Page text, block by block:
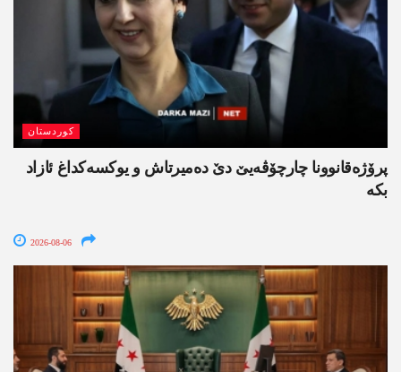
کوردستان
پرۆژەقانوونا چارچۆڤەیێ دێ دەمیرتاش و یوکسەکداغ ئازاد
بکە
2026-08-06